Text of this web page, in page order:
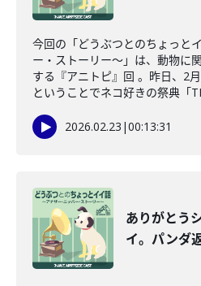
今回の「どうぶつとのちょっと
ー・ストーリー〜」は、動物に
する『アニトピ』回 。昨日、2
ということでネコ好きの祭典「
2026.02.23 |00:13:31
ありがとう
イ。パンダ